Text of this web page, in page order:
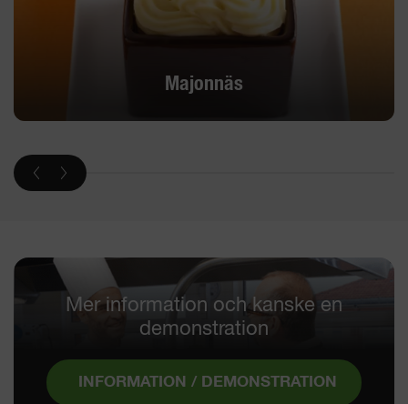
Majonnäs
Mer information och kanske en
demonstration
INFORMATION / DEMONSTRATION